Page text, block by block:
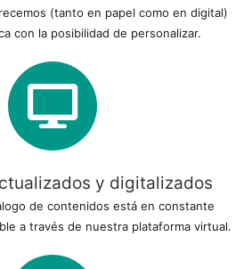
(tanto en papel como en digital)
con la posibilidad de personalizar.
y digitalizados
de contenidos está en constante
a través de nuestra plataforma virtual.